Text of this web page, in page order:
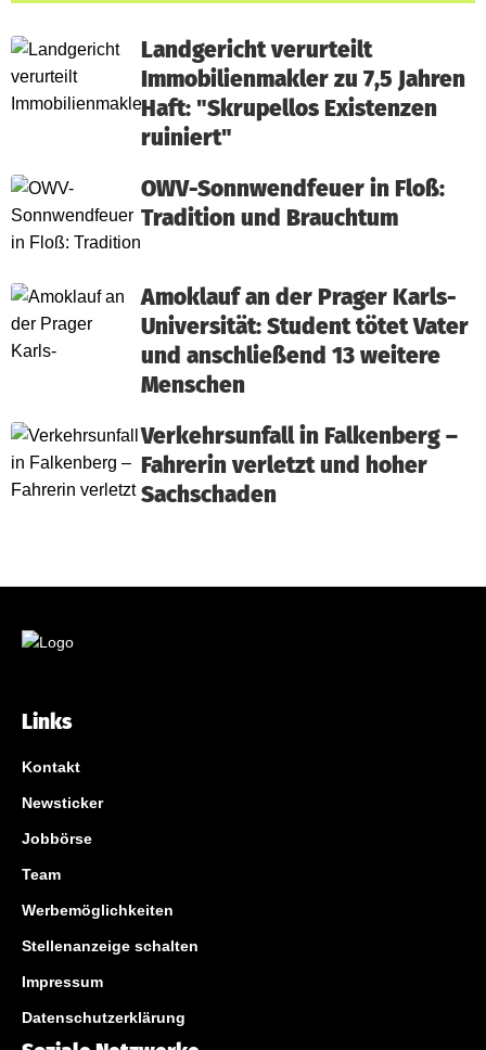
Landgericht verurteilt
Immobilienmakler zu 7,5 Jahren
Haft: "Skrupellos Existenzen
ruiniert"
OWV-Sonnwendfeuer in Floß:
Tradition und Brauchtum
Amoklauf an der Prager Karls-
Universität: Student tötet Vater
und anschließend 13 weitere
Menschen
Verkehrsunfall in Falkenberg –
Fahrerin verletzt und hoher
Sachschaden
Links
Kontakt
Newsticker
Jobbörse
Team
Werbemöglichkeiten
Stellenanzeige schalten
Impressum
Datenschutzerklärung